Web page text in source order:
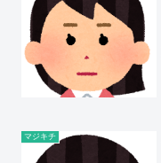
マジキチ